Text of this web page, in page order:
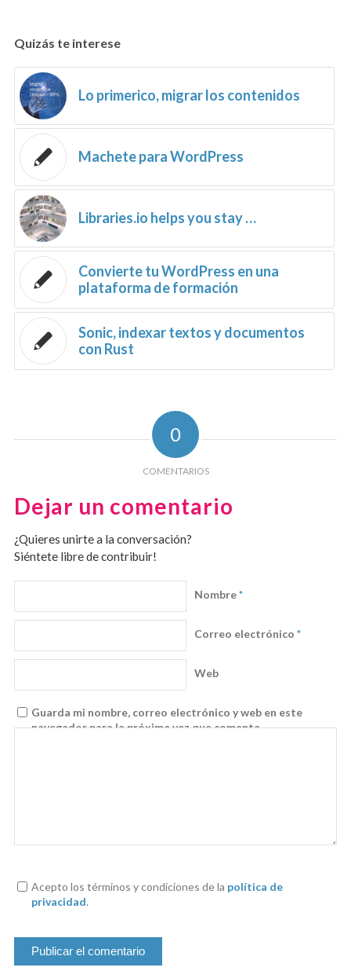
Quizás te interese
Lo primerico, migrar los contenidos
Machete para WordPress
Libraries.io helps you stay …
Convierte tu WordPress en una
plataforma de formación
Sonic, indexar textos y documentos
con Rust
0
COMENTARIOS
Dejar un comentario
¿Quieres unirte a la conversación?
Siéntete libre de contribuir!
Nombre*
Correo electrónico *
Web
Guarda mi nombre, correo electrónico y web en este
navegador para la próxima vez que comente.
Acepto los términos y condiciones de la política de
privacidad.